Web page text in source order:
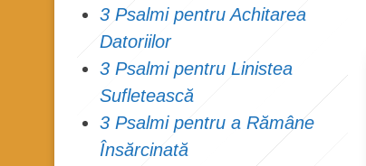
3 Psalmi pentru Achitarea
Datoriilor
3 Psalmi pentru Linistea
Sufletească
3 Psalmi pentru a Rămâne
Însărcinată